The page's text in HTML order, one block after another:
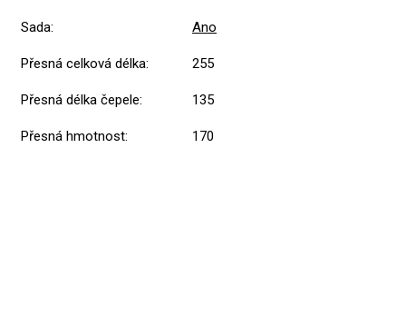
Sada: Ano
Přesná celková délka: 255
Přesná délka čepele: 135
Přesná hmotnost: 170